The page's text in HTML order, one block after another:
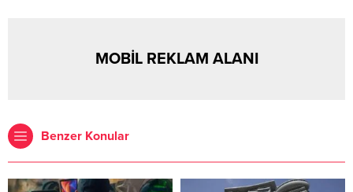
MOBİL REKLAM ALANI
Benzer Konular